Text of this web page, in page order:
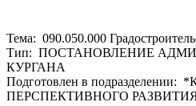
Тема: 090.050.000
Тип: ПОСТАНОВЛЕНИЕ
КУРГАНА
Подготовлен в
ПЕРСПЕКТИВНОГО